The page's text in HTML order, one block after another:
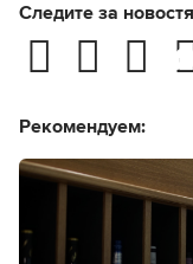
Следите за
Рекомендуем: